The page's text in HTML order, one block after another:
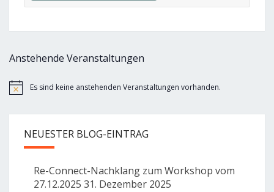
Anstehende Veranstaltungen
HinweisEs sind keine anstehenden Veranstaltungen vorhanden.
NEUESTER BLOG-EINTRAG
Re-Connect-Nachklang zum Workshop vom
27.12.2025 31. Dezember 2025